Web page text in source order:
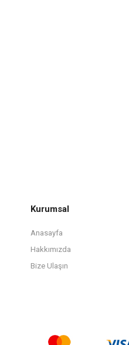
Kurumsal
Anasayfa
Hakkımızda
Bize Ulaşın